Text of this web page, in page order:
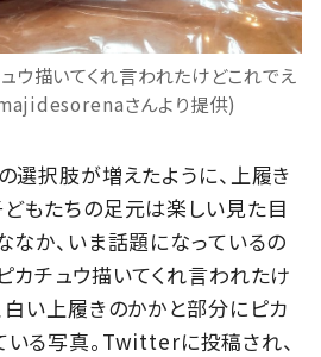
ウ描いてくれ言われたけどこれでえ
さんより提供)
選択肢が増えたように、上履き
もたちの足元は楽しい見た目
なか、いま話題になっているの
カチュウ描いてくれ言われたけ
白い上履きのかかと部分にピカ
る写真。Twitterに投稿され、